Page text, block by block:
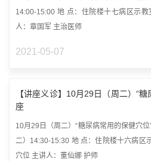
14:00-15:00 地 点：住院楼十七病区示
人：章国军 主治医师
2021-05-07
【讲座义诊】10月29日（周二）“
座
10月29日（周二）“糖尿病常用的保健穴
二）14:30-15:30 地 点：住院楼十六病区
穴位 主讲人：董仙娜 护师